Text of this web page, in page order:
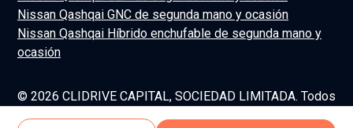
Nissan Qashqai GNC de segunda mano y ocasión
Nissan Qashqai Híbrido enchufable de segunda mano y
ocasión
© 2026 CLIDRIVE CAPITAL, SOCIEDAD LIMITADA. Todos
los derechos reservados.